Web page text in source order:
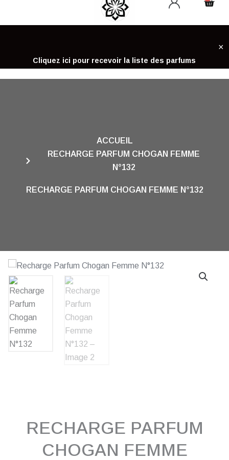
Cliquez ici pour recevoir la liste des parfums
×
ACCUEIL
RECHARGE PARFUM CHOGAN FEMME
N°132
RECHARGE PARFUM CHOGAN FEMME N°132
RECHARGE PARFUM
CHOGAN FEMME